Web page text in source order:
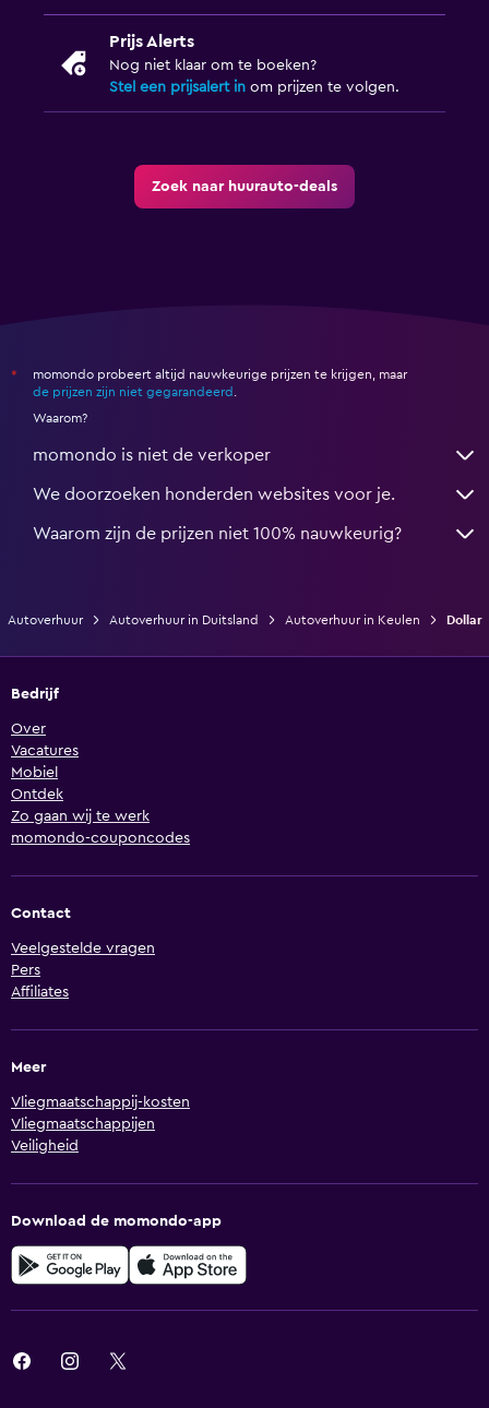
Prijs Alerts
Nog niet klaar om te boeken?
Stel een prijsalert in om prijzen te volgen.
Zoek naar huurauto-deals
*
momondo probeert altijd nauwkeurige prijzen te krijgen, maar
de prijzen zijn niet gegarandeerd .
Waarom?
momondo is niet de verkoper
We doorzoeken honderden websites voor je.
Waarom zijn de prijzen niet 100% nauwkeurig?
Autoverhuur Autoverhuur in Duitsland Autoverhuur in Keulen Dollar
Bedrijf
Over
Vacatures
Mobiel
Ontdek
Zo gaan wij te werk
momondo-couponcodes
Contact
Veelgestelde vragen
Pers
Affiliates
Meer
Vliegmaatschappij-kosten
Vliegmaatschappijen
Veiligheid
Download de momondo-app